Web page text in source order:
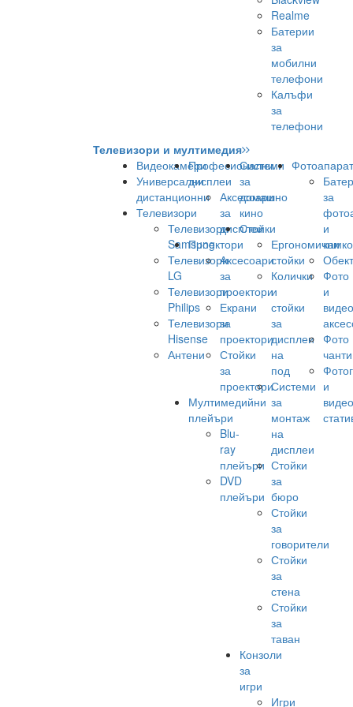
Realme
Батерии
за
мобилни
телефони
Калъфи
за
телефони
Телевизори и мултимедия
Видеокамери
Универсални
дистанционни
Телевизори
Телевизори
Samsung
Телевизори
LG
Телевизори
Philips
Телевизори
Hisense
Антени
Професионални
дисплеи
Аксесоари
за
дисплеи
Проектори
Аксесоари
за
проектори
Екрани
за
проектори
Стойки
за
проектори
Мултимедийни
плейъри
Blu-
ray
плейъри
DVD
плейъри
Системи
за
домашно
кино
Стойки
Ергономични
стойки
Колички
и
стойки
за
дисплеи
на
под
Системи
за
монтаж
на
дисплеи
Стойки
за
бюро
Стойки
за
говорители
Стойки
за
стена
Стойки
за
таван
Конзоли
за
игри
Игри
за
и
Фото
и
видео
Фото
чанти
и
видео